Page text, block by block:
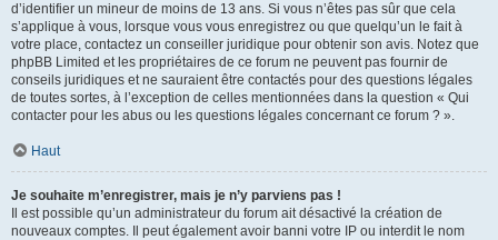
d’identifier un mineur de moins de 13 ans. Si vous n’êtes pas sûr que cela
s’applique à vous, lorsque vous vous enregistrez ou que quelqu’un le fait à
votre place, contactez un conseiller juridique pour obtenir son avis. Notez que
phpBB Limited et les propriétaires de ce forum ne peuvent pas fournir de
conseils juridiques et ne sauraient être contactés pour des questions légales
de toutes sortes, à l’exception de celles mentionnées dans la question « Qui
contacter pour les abus ou les questions légales concernant ce forum ? ».
Haut
Je souhaite m’enregistrer, mais je n’y parviens pas !
Il est possible qu’un administrateur du forum ait désactivé la création de
nouveaux comptes. Il peut également avoir banni votre IP ou interdit le nom